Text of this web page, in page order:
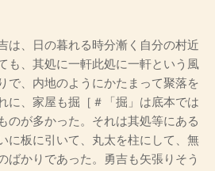
は、日の暮れる時分漸く自分の村近
も、其処に一軒此処に一軒という風
で、内地のようにかたまって聚落を
に、家屋も掘［＃「掘」は底本では
のが多かった。それは其処等にある
に板に引いて、丸太を柱にして、無
ばかりであった。勇吉も矢張りそう